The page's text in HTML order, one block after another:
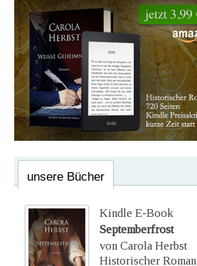
unsere Bücher
Kindle E-Book
Septemberfrost
von Carola Herbst
Historischer Roman